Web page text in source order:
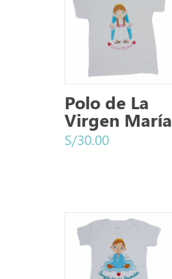
Polo de La
Virgen María
S/30.00